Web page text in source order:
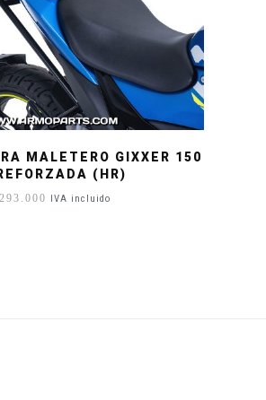
MALETERO GIXXER 150
(HR)
293.000 IVA incluido